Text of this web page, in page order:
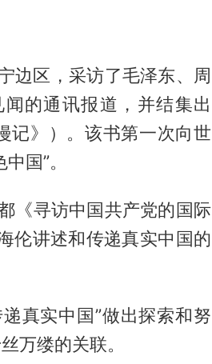
边区，采访了毛泽东、周
的通讯报道，并结集出
记》）。该书第一次向世
国”。
《寻访中国共产党的国际
伦讲述和传递真实中国的
真实中国”做出探索和努
万缕的关联。